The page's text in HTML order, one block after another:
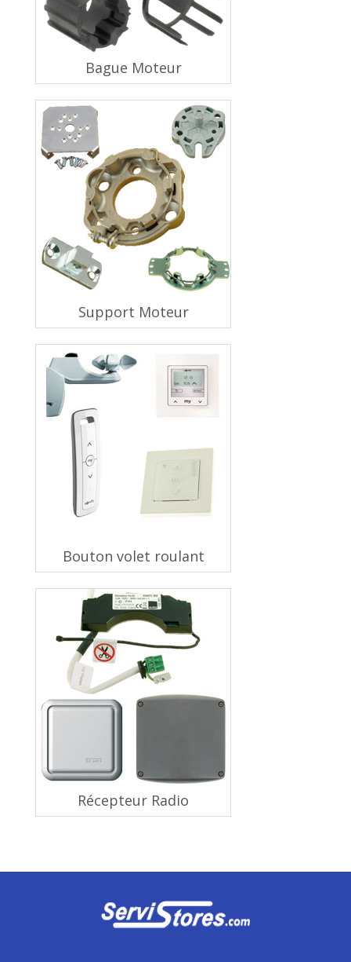
Bague Moteur
Support Moteur
Bouton volet roulant
Récepteur Radio